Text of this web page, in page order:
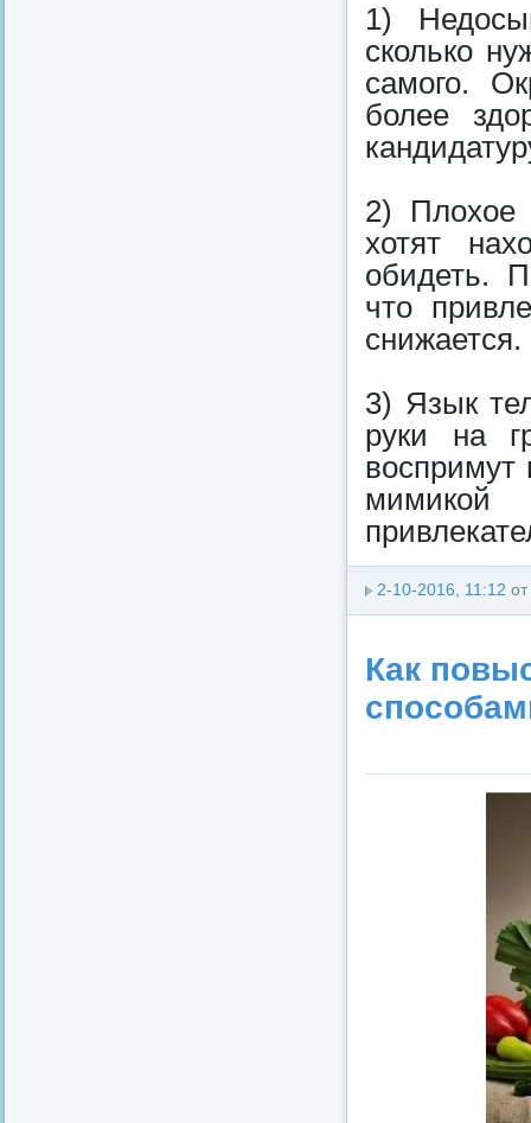
1)
сколько
самого.
более
2) Плохое
хотят
обидеть.
что
снижается.
3) Язык
руки на
воспримут
2-10-2016, 11:12 от
Как